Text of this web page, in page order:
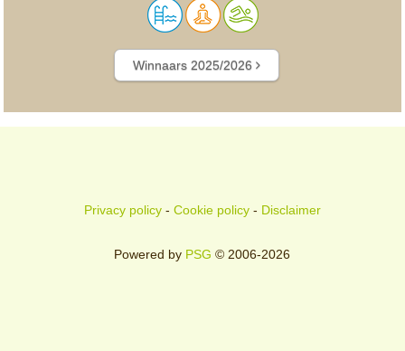
Winnaars 2025/2026
Privacy policy- Cookie policy- Disclaimer
Powered by PSG © 2006-2026